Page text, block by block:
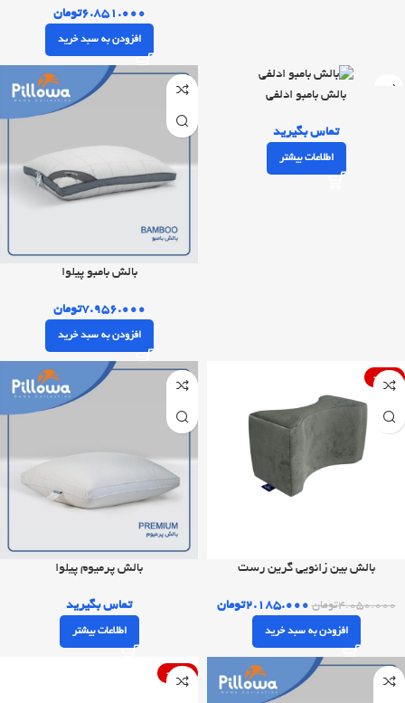
۶.۸۵۱.۰۰۰تومان
افزودن به سبد خرید
بالش بامبو ادلفی
تماس بگیرید
اطلاعات بیشتر
بالش بامبو پیلوا
۷.۹۵۶.۰۰۰تومان
افزودن به سبد خرید
-46%
بالش بین زانویی گرین رست
۴.۰۵۰.۰۰۰تومان ۲.۱۸۵.۰۰۰تومان
افزودن به سبد خرید
بالش پرمیوم پیلوا
تماس بگیرید
اطلاعات بیشتر
-46%